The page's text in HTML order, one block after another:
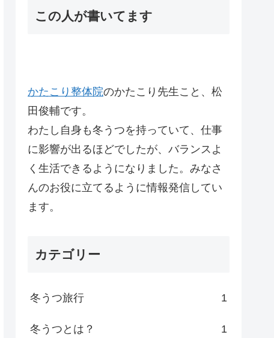
この人が書いてます
かたこり整体院のかたこり先生こと、松
田俊輔です。
わたし自身も冬うつを持っていて、仕事
に影響が出るほどでしたが、バランスよ
く生活できるようになりました。みなさ
んのお役に立てるように情報発信してい
ます。
カテゴリー
冬うつ旅行 1
冬うつとは？ 1